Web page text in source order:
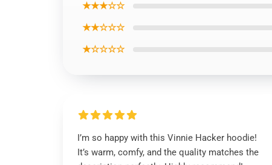
★★★☆☆
★★☆☆☆
★☆☆☆☆
I’m so happy with this Vinnie Hacker hoodie!
It’s warm, comfy, and the quality matches the